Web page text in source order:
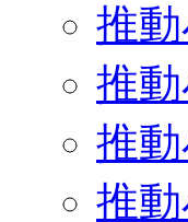
推
推
推
推